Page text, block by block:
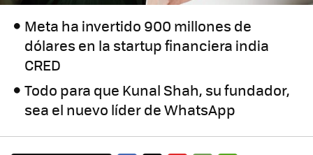
Meta ha invertido 900 millones de
dólares en la startup financiera india
CRED
Todo para que Kunal Shah, su fundador,
sea el nuevo líder de WhatsApp